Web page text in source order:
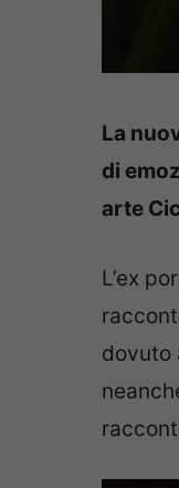
La
di
arte
L’ex
dovuto